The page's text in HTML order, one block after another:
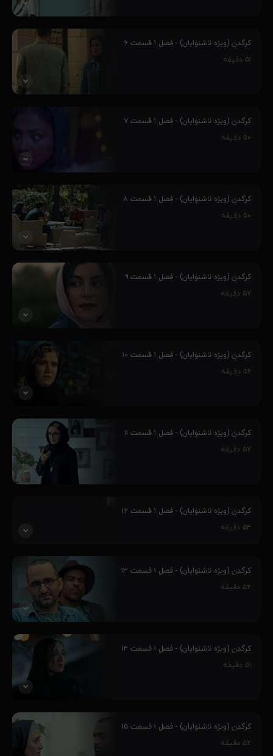
پنج جوان، به واسطه مهارت‌هایشان وارد چالش کرگدن می‌شوند و این
سرآغاز رفاقت بین آنهاست، فارغ از اینکه چالش کرگدن از طرف یک
مافیای بزرگ و پر قدرت طراحی شده‌است و ماجراهای غیر قابل پیش بینی
کرگدن (ویژه ناشنوایان) - فصل ۱ قسمت ۶
۵۱ دقیقه
سرآغاز رفاقت بین آنهاست، فارغ از اینکه چالش کرگدن از طرف یک
مافیای بزرگ و پر قدرت طراحی شده‌است و ماجراهای غیر قابل پیش بینی
کرگدن (ویژه ناشنوایان) - فصل ۱ قسمت ۷
۵۰ دقیقه
پنج جوان، به واسطه مهارت‌هایشان وارد چالش کرگدن می‌شوند و این
سرآغاز رفاقت بین آنهاست، فارغ از اینکه چالش کرگدن از طرف یک
مافیای بزرگ و پر قدرت طراحی شده‌است و ماجراهای غیر قابل پیش بینی
کرگدن (ویژه ناشنوایان) - فصل ۱ قسمت ۸
۵۰ دقیقه
پنج جوان، به واسطه مهارت‌هایشان وارد چالش کرگدن می‌شوند و این
سرآغاز رفاقت بین آنهاست، فارغ از اینکه چالش کرگدن از طرف یک
مافیای بزرگ و پر قدرت طراحی شده‌است و ماجراهای غیر قابل پیش بینی
کرگدن (ویژه ناشنوایان) - فصل ۱ قسمت ۹
۵۷ دقیقه
پنج جوان، به واسطه مهارت‌هایشان وارد چالش کرگدن می‌شوند و این
سرآغاز رفاقت بین آنهاست، فارغ از اینکه چالش کرگدن از طرف یک
مافیای بزرگ و پر قدرت طراحی شده‌است و ماجراهای غیر قابل پیش بینی
کرگدن (ویژه ناشنوایان) - فصل ۱ قسمت ۱۰
۵۶ دقیقه
پنج جوان، به واسطه مهارت‌هایشان وارد چالش کرگدن می‌شوند و این
سرآغاز رفاقت بین آنهاست، فارغ از اینکه چالش کرگدن از طرف یک
مافیای بزرگ و پر قدرت طراحی شده‌است و ماجراهای غیر قابل پیش بینی
کرگدن (ویژه ناشنوایان) - فصل ۱ قسمت ۱۱
۵۷ دقیقه
سرآغاز رفاقت بین آنهاست، فارغ از اینکه چالش کرگدن از طرف یک
مافیای بزرگ و پر قدرت طراحی شده‌است و ماجراهای غیر قابل پیش بینی
کرگدن (ویژه ناشنوایان) - فصل ۱ قسمت ۱۲
۵۴ دقیقه
پنج جوان، به واسطه مهارت‌هایشان وارد چالش کرگدن می‌شوند و این
سرآغاز رفاقت بین آنهاست، فارغ از اینکه چالش کرگدن از طرف یک
مافیای بزرگ و پر قدرت طراحی شده‌است و ماجراهای غیر قابل پیش بینی
کرگدن (ویژه ناشنوایان) - فصل ۱ قسمت ۱۳
۵۲ دقیقه
پنج جوان، به واسطه مهارت‌هایشان وارد چالش کرگدن می‌شوند و این
سرآغاز رفاقت بین آنهاست، فارغ از اینکه چالش کرگدن از طرف یک
مافیای بزرگ و پر قدرت طراحی شده‌است و ماجراهای غیر قابل پیش بینی
کرگدن (ویژه ناشنوایان) - فصل ۱ قسمت ۱۴
۵۱ دقیقه
پنج جوان، به واسطه مهارت‌هایشان وارد چالش کرگدن می‌شوند و این
سرآغاز رفاقت بین آنهاست، فارغ از اینکه چالش کرگدن از طرف یک
مافیای بزرگ و پر قدرت طراحی شده‌است و ماجراهای غیر قابل پیش بینی
کرگدن (ویژه ناشنوایان) - فصل ۱ قسمت ۱۵
۵۲ دقیقه